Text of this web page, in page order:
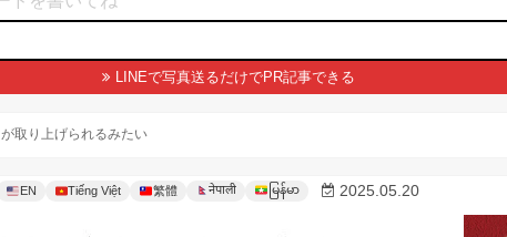
LINEで写真送るだけでPR記事できる
取り上げられるみたい
EN Tiếng Việt 繁體 नेपाली မြန်မာ 2025.05.20